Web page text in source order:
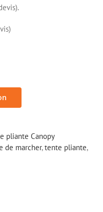
pliante Canopy
de marcher,tente pliante,